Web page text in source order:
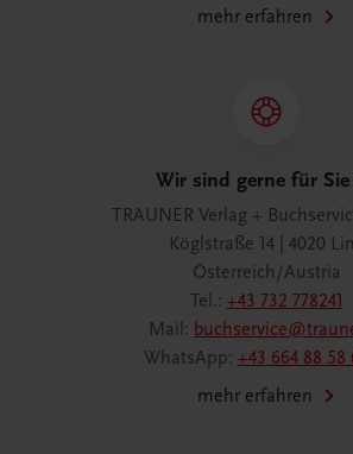
mehr erfahren
Wir sind gerne für
TRAUNER Verlag +
Köglstraße 14 | 4020
Österreich/Austria
Tel.: +43 732 778241
Mail:
WhatsApp: +43 664 88 58
mehr erfahren